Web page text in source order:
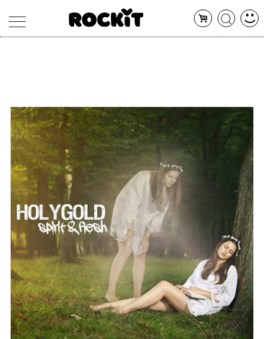
ARTISTI
CONCERTI
SHOP
RADIO